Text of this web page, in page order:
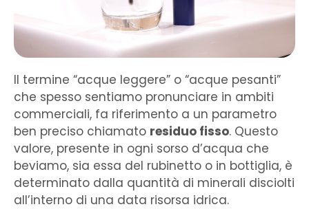
Il termine “acque leggere” o “acque pesanti”
che spesso sentiamo pronunciare in ambiti
commerciali, fa riferimento a un parametro
ben preciso chiamato residuo fisso. Questo
valore, presente in ogni sorso d’acqua che
beviamo, sia essa del rubinetto o in bottiglia, è
determinato dalla quantità di minerali disciolti
all’interno di una data risorsa idrica.